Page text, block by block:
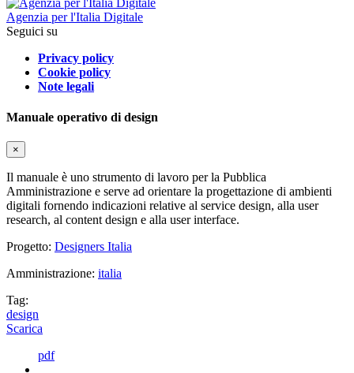
Agenzia per l'Italia Digitale
Seguici su
Privacy policy
Cookie policy
Note legali
Manuale operativo di design
×
Il manuale è uno strumento di lavoro per la Pubblica
Amministrazione e serve ad orientare la progettazione di ambienti
digitali fornendo indicazioni relative al service design, alla user
research, al content design e alla user interface.
Progetto: Designers Italia
Amministrazione: italia
Tag:
design
Scarica
pdf